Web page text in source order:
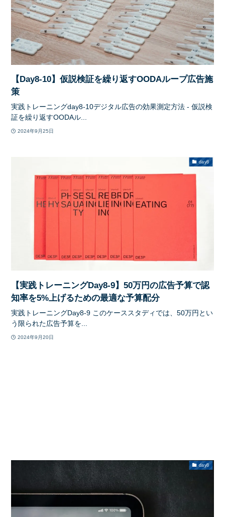
【Day8-10】仮説検証を繰り返すOODAループ広告施
策
実践トレーニングday8-10デジタル広告の効果測定方法 - 仮説検
証を繰り返すOODAル...
2024年9月25日
day8
【実践トレーニングDay8-9】50万円の広告予算で認
知率を5%上げるための最適な予算配分
実践トレーニングDay8-9 このケーススタディでは、50万円とい
う限られた広告予算を...
2024年9月20日
day8